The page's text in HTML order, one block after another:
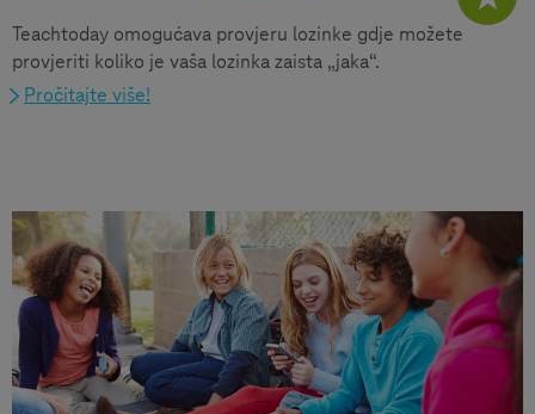
Teachtoday omogućava provjeru lozinke gdje možete
provjeriti koliko je vaša lozinka zaista „jaka“.
Pročitajte više!